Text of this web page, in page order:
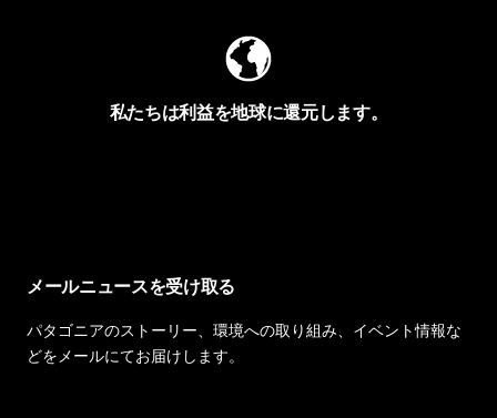
私たちは利益を地球に還元します。
メールニュースを受け取る
パタゴニアのストーリー、環境への取り組み、イベント情報な
どをメールにてお届けします。